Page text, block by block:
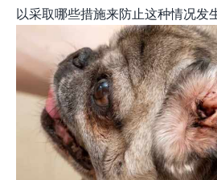
以采取哪些措施来防止这种情况发